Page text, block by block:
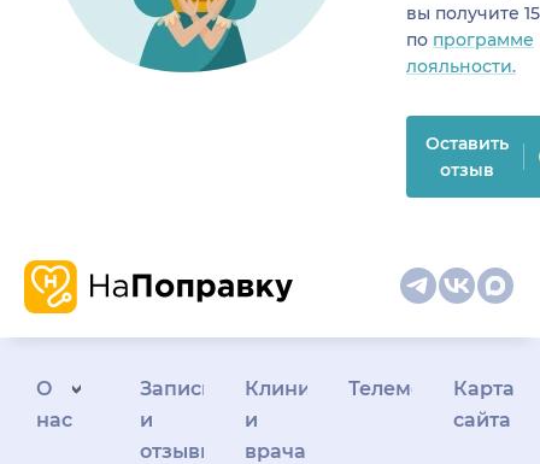
вы получите
по программе
лояльности.
Оставить
отзыв
О
нас
Запись
и
отзывы
Клиникам
и
врачам
Телемедицина
Карта
сайта